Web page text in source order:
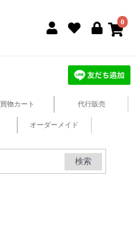
0
買物カート 代行販売
オーダーメイド
検索